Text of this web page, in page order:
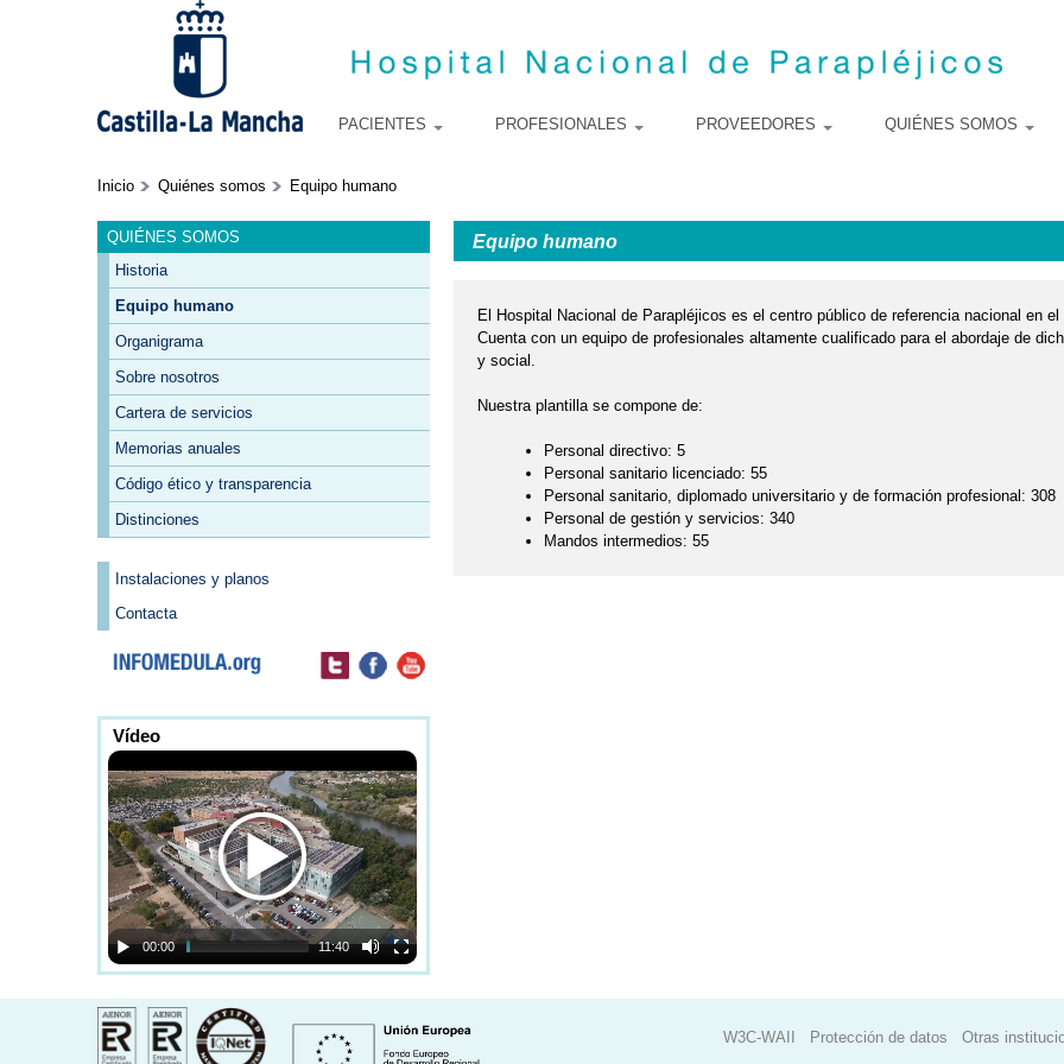
content
PACIENTES PROFESIONALES PROVEEDORES QUIÉNES SOMOS
Inicio Quiénes somos Equipo humano
QUIÉNES SOMOS
Historia
Equipo humano
Organigrama
Sobre nosotros
Cartera de servicios
Memorias anuales
Código ético y transparencia
Distinciones
Instalaciones y planos
Contacta
Vídeo
00:00 11:40
Equipo humano
El Hospital Nacional de Parapléjicos es el centro público de referencia nacional en
Cuenta con un equipo de profesionales altamente cualificado para el abordaje de
y social.
Nuestra plantilla se compone de:
Personal directivo: 5
Personal sanitario licenciado: 55
Personal sanitario, diplomado universitario y de formación profesional: 308
Personal de gestión y servicios: 340
Mandos intermedios: 55
W3C-WAII Protección de datos Otras